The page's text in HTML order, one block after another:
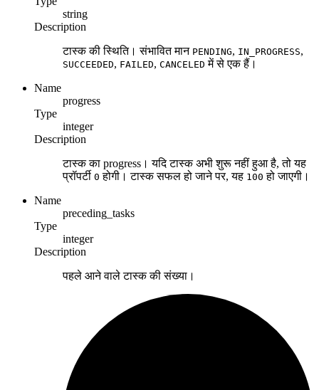
string
Description
टास्क की स्थिति। संभावित मान PENDING, IN_PROGRESS,
SUCCEEDED, FAILED, CANCELED में से एक हैं।
Name
progress
Type
integer
Description
टास्क का progress। यदि टास्क अभी शुरू नहीं हुआ है, तो यह
प्रॉपर्टी 0 होगी। टास्क सफल हो जाने पर, यह 100 हो जाएगी।
Name
preceding_tasks
Type
integer
Description
पहले आने वाले टास्क की संख्या।